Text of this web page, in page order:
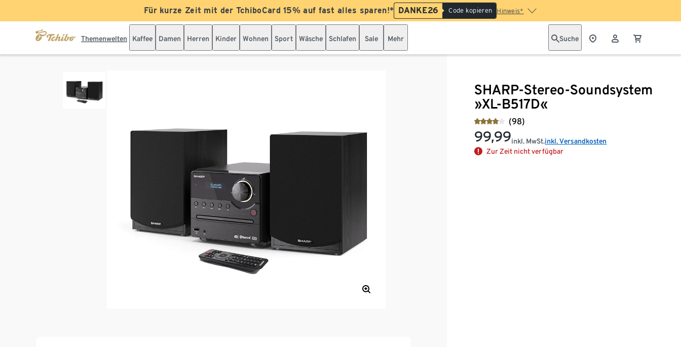
Für kurze Zeit mit der TchiboCard 15% auf fast alles sparen!* DANKE26 Code kopieren Hinweis*
Themenwelten Kaffee Damen Herren Kinder Wohnen Sport Wäsche Schlafen Sale Mehr Suche
SHARP-Stereo-Soundsystem
»XL-B517D«
(98)
99,99inkl. MwSt.inkl. Versandkosten
Zur Zeit nicht verfügbar